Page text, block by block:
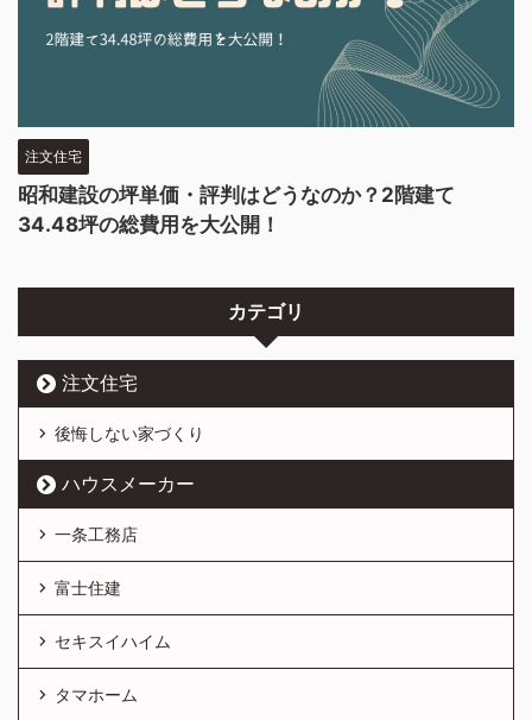
注文住宅
昭和建設の坪単価・評判はどうなのか？2階建て
34.48坪の総費用を大公開！
カテゴリ
注文住宅
後悔しない家づくり
ハウスメーカー
一条工務店
富士住建
セキスイハイム
タマホーム